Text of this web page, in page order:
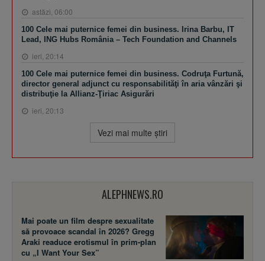
astăzi, 06:00
100 Cele mai puternice femei din business. Irina Barbu, IT
Lead, ING Hubs România – Tech Foundation and Channels
ieri, 20:14
100 Cele mai puternice femei din business. Codruţa Furtună,
director general adjunct cu responsabilităţi în aria vânzări şi
distribuţie la Allianz-Ţiriac Asigurări
ieri, 20:13
Vezi mai multe ştiri
ALEPHNEWS.RO
Mai poate un film despre sexualitate
să provoace scandal în 2026? Gregg
Araki readuce erotismul în prim-plan
cu „I Want Your Sex”